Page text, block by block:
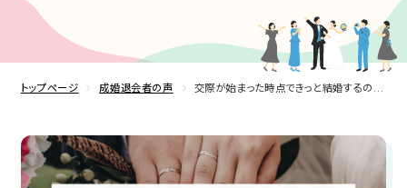
トップページ 成婚退会者の声 交際が始まった時点できっと結婚するのだろうという確信めいたものを感じていました